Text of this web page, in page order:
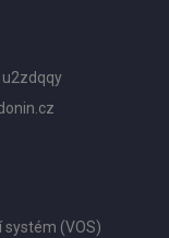
u2zdqqy
(VOS)